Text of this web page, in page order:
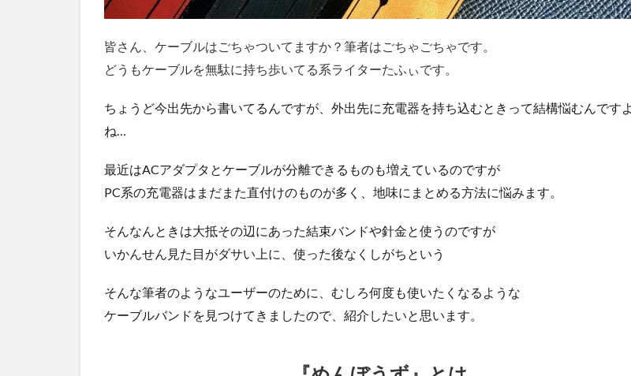
んぼ
ず』
ケー
とに
特化
した
棒”で
未使
皆さん、ケーブルはごちゃついてますか？筆者はごちゃごちゃです。
どうもケーブルを無駄に持ち歩いてる系ライターたふぃです。
ちょうど今出先から書いてるんですが、外出先に充電器を持ち込むときって結構悩むんですよ
ね…
最近はACアダプタとケーブルが分離できるものも増えているのですが
PC系の充電器はまだまた直付けのものが多く、地味にまとめる方法に悩みます。
そんなんときは大抵その辺にあった結束バンドや針金と使うのですが
いかんせん見た目がダサい上に、使った後なくしがちという
そんな筆者のようなユーザーのために、むしろ何度も使いたくなるような
ケーブルバンドを見つけてきましたので、紹介したいと思います。